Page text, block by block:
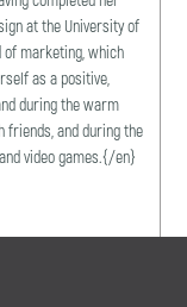
at the University of
of marketing, which
as a positive,
during the warm
and during the
video games.{/en}